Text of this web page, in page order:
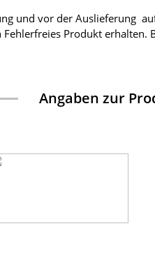
und vor der Auslieferung
Produkt
Angaben zur